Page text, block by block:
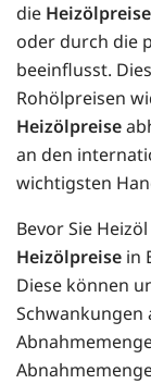
die Heizölpreise
oder durch die
beeinflusst.
Rohölpreisen
Heizölpreise
an den
wichtigsten
Bevor Sie
Heizölpreise in
Diese können
Schwankungen